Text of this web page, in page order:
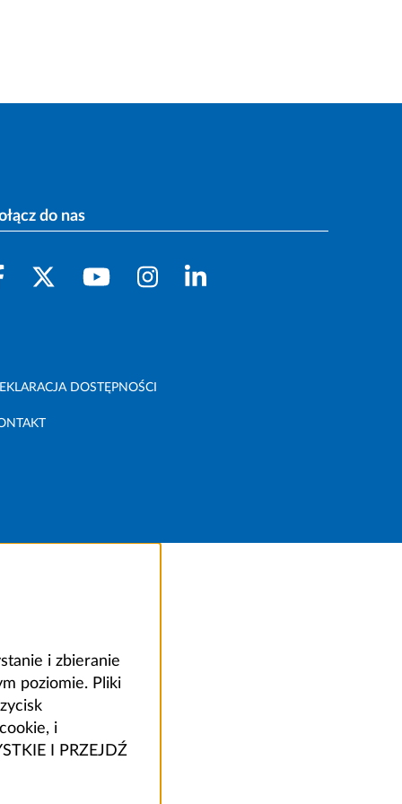
do nas
DOSTĘPNOŚCI
i zbieranie
poziomie. Pliki
i
I PRZEJDŹ